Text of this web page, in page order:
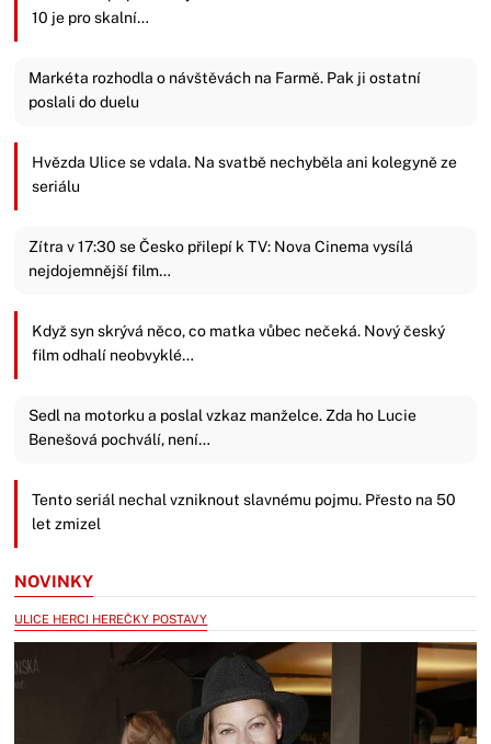
10 je pro skalní…
Markéta rozhodla o návštěvách na Farmě. Pak ji ostatní
poslali do duelu
Hvězda Ulice se vdala. Na svatbě nechyběla ani kolegyně ze
seriálu
Zítra v 17:30 se Česko přilepí k TV: Nova Cinema vysílá
nejdojemnější film…
Když syn skrývá něco, co matka vůbec nečeká. Nový český
film odhalí neobvyklé…
Sedl na motorku a poslal vzkaz manželce. Zda ho Lucie
Benešová pochválí, není…
Tento seriál nechal vzniknout slavnému pojmu. Přesto na 50
let zmizel
NOVINKY
ULICE HERCI HEREČKY POSTAVY